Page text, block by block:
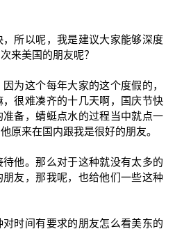
所以呢，我是建议大家能够深度
来美国的朋友呢？
为这个每年大家的这个度假的，
很难凑齐的十几天啊，国庆节快
备，蜻蜓点水的过程当中就点一
原来在国内跟我是很好的朋友。
他。那么对于这种就没有太多的
友，那我呢，也给他们一些这种
时间有要求的朋友怎么看美东的